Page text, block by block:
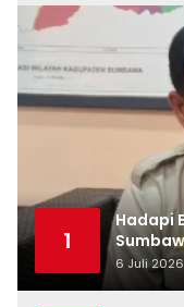
1
Hadapi
6 Juli 2026